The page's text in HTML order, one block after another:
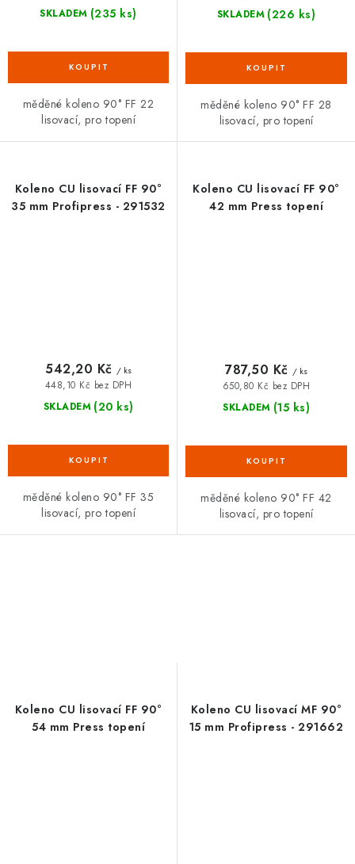
SKLADEM (235 ks)
měděné koleno 90° FF 22
lisovací, pro topení
SKLADEM (226 ks)
měděné koleno 90° FF 28
lisovací, pro topení
Koleno CU lisovací FF 90°
35 mm Profipress - 291532
SKLADEM (20 ks)
448,10 Kč bez DPH
542,20 Kč / ks
měděné koleno 90° FF 35
lisovací, pro topení
Koleno CU lisovací FF 90°
42 mm Press topení
SKLADEM (15 ks)
650,80 Kč bez DPH
787,50 Kč / ks
měděné koleno 90° FF 42
lisovací, pro topení
Koleno CU lisovací FF 90°
54 mm Press topení
Koleno CU lisovací MF 90°
15 mm Profipress - 291662